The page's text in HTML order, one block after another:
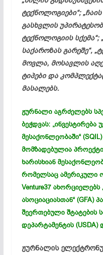
ტექნოლოგიები“;
გასხვლის
ტექნოლოგიის
საქაროზას გარეშე“,
მოვლა, მოსავლის
ტიპები და
მასალებს.
ჟურნალი აგრძელებს
ბეჭდვას: „ინვესტირება
მესაქონლეობაში“
მომზადებულია
ხარისხიან
რომელსაც ამერიკული
Venture37
ასოციაციასთან“ (GFA)
შეერთებული შტატების
დეპარტამენტის (USDA)
ჟურნალის